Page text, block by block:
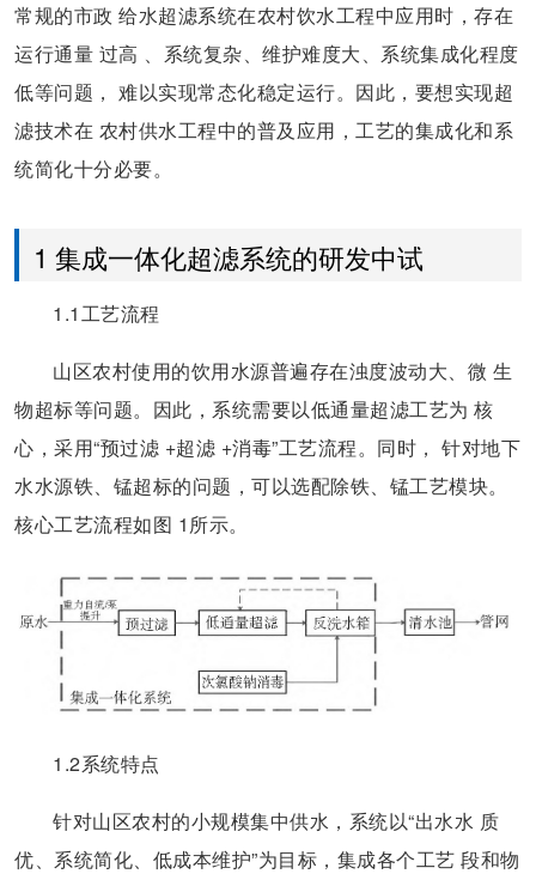
常规的市政 给水超滤系统在农村饮水工程中应用时，存在
运行通量 过高 、系统复杂、维护难度大、系统集成化程度
低等问题， 难以实现常态化稳定运行。因此，要想实现超
滤技术在 农村供水工程中的普及应用，工艺的集成化和系
统简化十分必要。
1 集成一体化超滤系统的研发中试
1.1工艺流程
山区农村使用的饮用水源普遍存在浊度波动大、微 生
物超标等问题。因此，系统需要以低通量超滤工艺为 核
心，采用“预过滤 +超滤 +消毒”工艺流程。同时， 针对地下
水水源铁、锰超标的问题，可以选配除铁、锰工艺模块。
核心工艺流程如图 1所示。
1.2系统特点
针对山区农村的小规模集中供水，系统以“出水水 质
优、系统简化、低成本维护”为目标，集成各个工艺 段和物